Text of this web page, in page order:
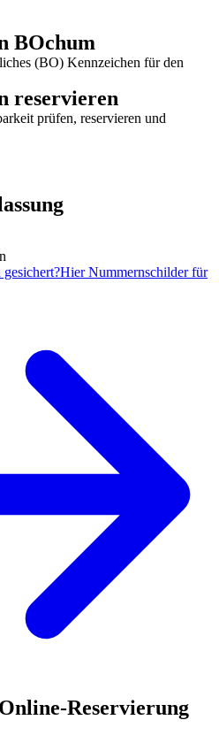
BOchum
(BO) Kennzeichen für den
reservieren
prüfen, reservieren und
Hier Nummernschilder für
Reservierung